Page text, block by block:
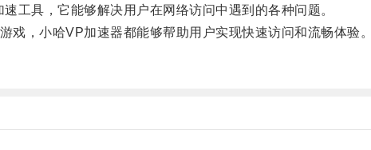
具，它能够解决用户在网络访问中遇到的各种问题。
，小哈VP加速器都能够帮助用户实现快速访问和流畅体验。